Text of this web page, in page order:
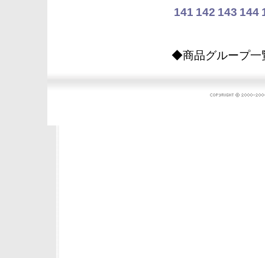
141 142 143 144
◆商品グループ一